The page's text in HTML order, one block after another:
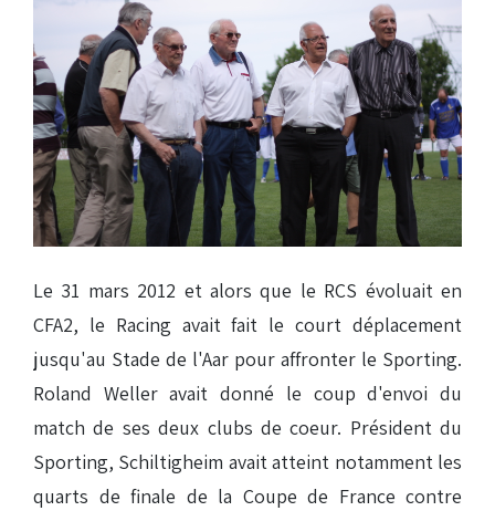
Le 31 mars 2012 et alors que le RCS évoluait en
CFA2, le Racing avait fait le court déplacement
jusqu'au Stade de l'Aar pour affronter le Sporting.
Roland Weller avait donné le coup d'envoi du
match de ses deux clubs de coeur. Président du
Sporting, Schiltigheim avait atteint notamment les
quarts de finale de la Coupe de France contre